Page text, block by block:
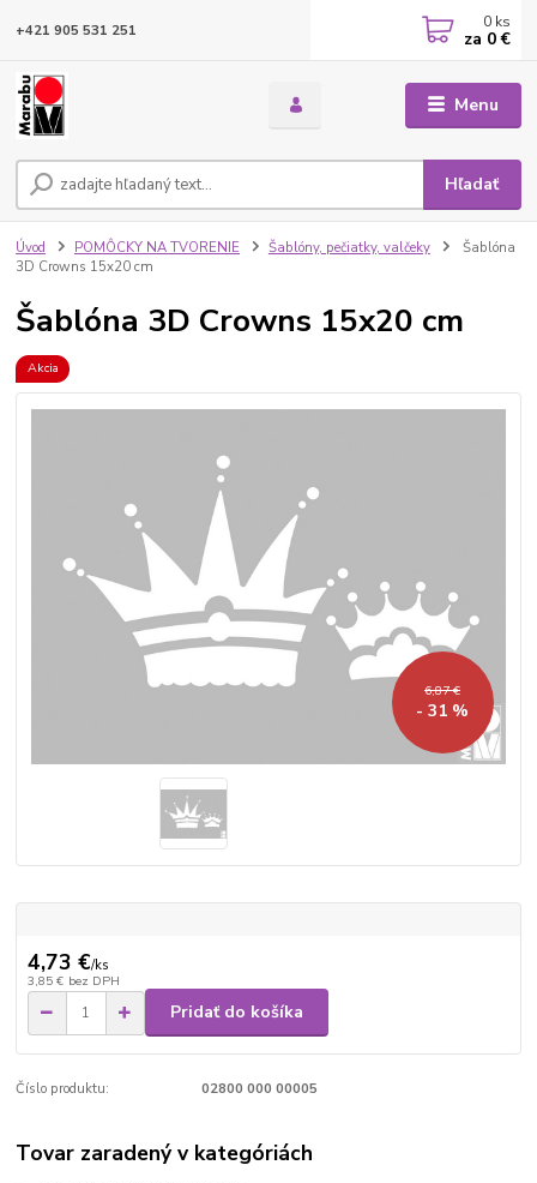
Menu
Hľadať
+421 905 531 251 0 ks
za 0 €
Úvod POMÔCKY NA TVORENIE Šablóny, pečiatky, valčeky
Šablóna
3D Crowns 15x20 cm
Šablóna 3D Crowns 15x20 cm
Akcia
6,87 €
- 31 %
4,73 €/ks
3,85 € bez DPH
Pridať do košíka
Číslo produktu: 02800 000 00005
Tovar zaradený v kategóriách